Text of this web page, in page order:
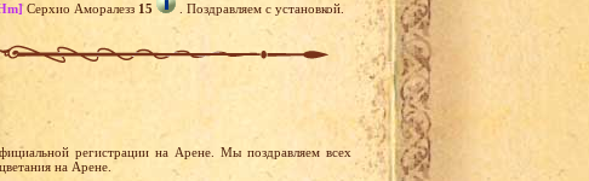
Серхио Аморалезз 15 . Поздравляем с установкой.
регистрации на Арене. Мы поздравляем всех
на Арене.